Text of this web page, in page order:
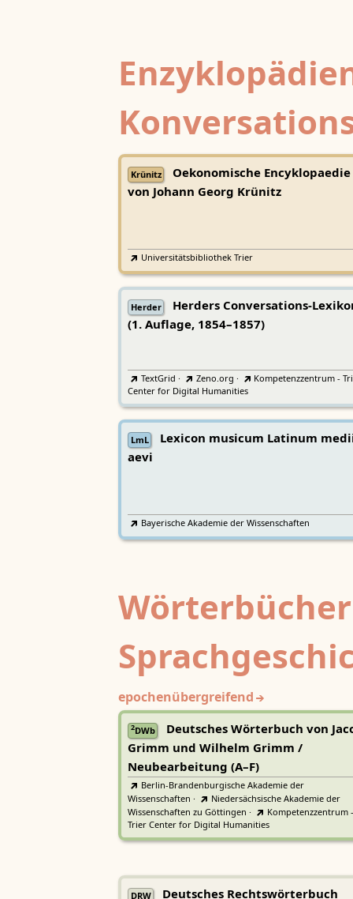
Krünitz
Oekonomische Encyklopaedie
von Johann Georg Krünitz
Universitätsbibliothek Trier
Herder
Herders Conversations-
(1. Auflage, 1854–1857)
TextGrid · Zeno.org ·
Kompetenzzentrum -
Center for Digital Humanities
LmL
Lexicon musicum Latinum
aevi
Bayerische Akademie der Wissenschaften
epochenübergreifend
2DWb
Deutsches Wörterbuch von
Grimm und Wilhelm Grimm /
Neubearbeitung (A–F)
Berlin-Brandenburgische Akademie der
Wissenschaften ·
Niedersächsische Akademie der
Wissenschaften zu Göttingen ·
Kompetenzzentrum -
Trier Center for Digital Humanities
DRW Deutsches Rechtswörterbuch